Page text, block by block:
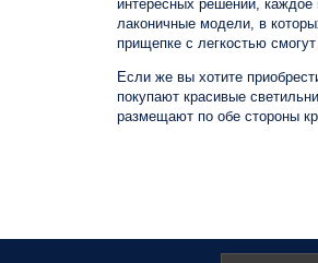
интересных решений,
лаконичные модели, в
прищепке с легкостью
Если же вы хотите
покупают красивые
размещают по обе стороны